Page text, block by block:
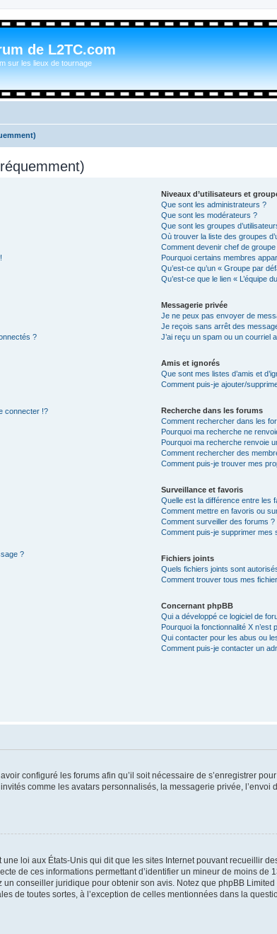
de L2TC.com
sur les lieux de tournage
?
connecter !?
?
Niveaux d’utilisateurs et
Que sont les administrateurs ?
Que sont les modérateurs ?
Que sont les groupes
Où trouver la liste des groupes
Comment devenir chef de groupe
Pourquoi certains membres
Qu’est-ce qu’un « Groupe par
Qu’est-ce que le lien « L’équipe
Messagerie privée
Je ne peux pas envoyer de
Je reçois sans arrêt des
J’ai reçu un spam ou un courriel
Amis et ignorés
Que sont mes listes d’amis et
Comment puis-je ajouter/
Recherche dans les forums
Comment rechercher dans les
Pourquoi ma recherche ne
Pourquoi ma recherche renvoie
Comment rechercher des
Comment puis-je trouver mes
Surveillance et favoris
Quelle est la différence entre les
Comment mettre en favoris ou
Comment surveiller des forums ?
Comment puis-je supprimer mes
Fichiers joints
Quels fichiers joints sont
Comment trouver tous mes
Concernant phpBB
Qui a développé ce logiciel de
Pourquoi la fonctionnalité X n’est
Qui contacter pour les abus ou
Comment puis-je contacter un
configuré les forums afin qu’il soit nécessaire de s’enregistrer
comme les avatars personnalisés, la messagerie privée, l’envoi
loi aux États-Unis qui dit que les sites Internet pouvant recueillir
de ces informations permettant d’identifier un mineur de moins de
conseiller juridique pour obtenir son avis. Notez que phpBB
de toutes sortes, à l’exception de celles mentionnées dans la